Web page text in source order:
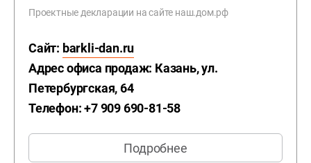
Проектные декларации на сайте наш.дом.рф
Сайт: barkli-dan.ru
Адрес офиса продаж: Казань, ул.
Петербургская, 64
Телефон: +7 909 690-81-58
Подробнее